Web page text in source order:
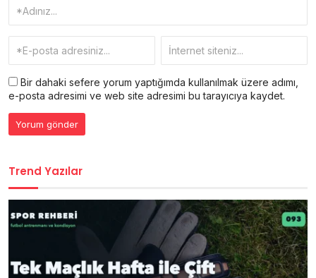
Bir dahaki sefere yorum yaptığımda kullanılmak üzere adımı,
e-posta adresimi ve web site adresimi bu tarayıcıya kaydet.
Trend Yazılar